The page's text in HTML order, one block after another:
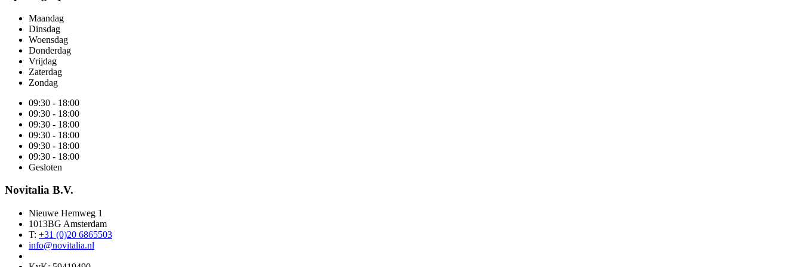
Maandag
Dinsdag
Woensdag
Donderdag
Vrijdag
Zaterdag
Zondag
09:30 - 18:00
09:30 - 18:00
09:30 - 18:00
09:30 - 18:00
09:30 - 18:00
09:30 - 18:00
Gesloten
Novitalia B.V.
Nieuwe Hemweg 1
1013BG Amsterdam
T: +31 (0)20 6865503
info@novitalia.nl